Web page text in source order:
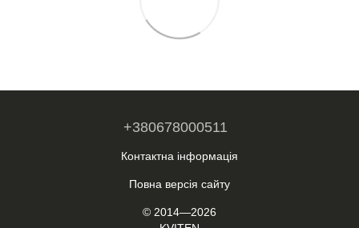
+380678000511
Контактна інформація
Повна версія сайту
© 2014—2026